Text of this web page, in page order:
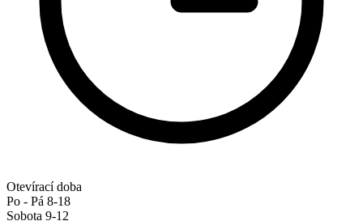
Otevírací doba
Po - Pá 8-18
Sobota 9-12